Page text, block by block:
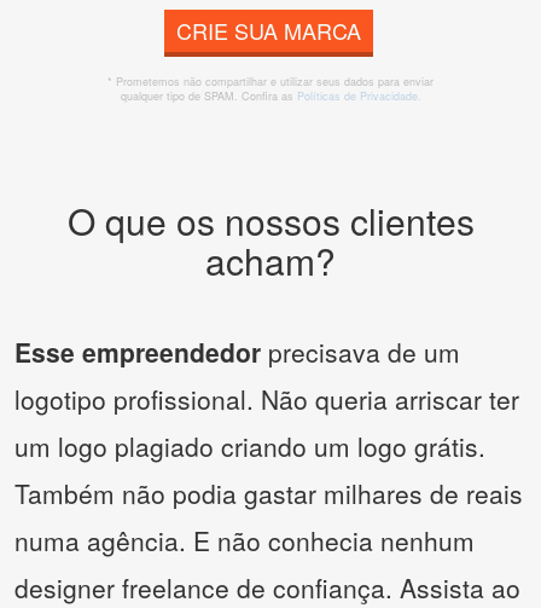
CRIE SUA MARCA
* Prometemos não compartilhar e utilizar seus dados para enviar
qualquer tipo de SPAM. Confira as Políticas de Privacidade.
O que os nossos clientes
acham?
Esse empreendedor precisava de um
logotipo profissional. Não queria arriscar ter
um logo plagiado criando um logo grátis.
Também não podia gastar milhares de reais
numa agência. E não conhecia nenhum
designer freelance de confiança. Assista ao